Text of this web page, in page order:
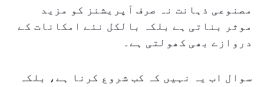
مصنوعی ذہانت نہ صرف آپریشنز کو مزید
موثر بناتی ہے بلکہ بالکل نئے امکانات کے
دروازے بھی کھولتی ہے۔
سوال اب یہ نہیں کہ کب شروع کرنا ہے، بلکہ